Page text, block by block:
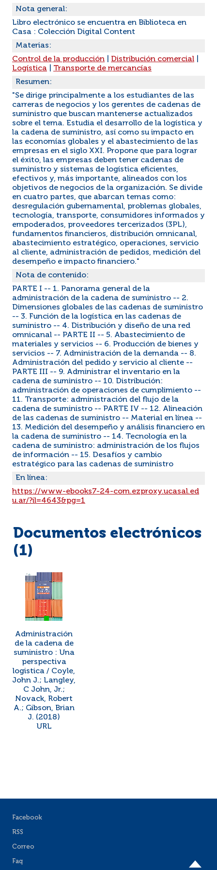
Nota general:
Libro electrónico se encuentra en Biblioteca en
Casa : Colección Digital Content
Materias:
Control de la producción
Distribución comercial
Logística
Transporte de mercancías
Resumen:
"Se dirige principalmente a los estudiantes de las
carreras de negocios y los gerentes de cadenas de
suministro que buscan mantenerse actualizados
sobre el tema. Estudia el desarrollo de la logística y
la cadena de suministro, así como su impacto en
las economías globales y el abastecimiento de las
empresas en el siglo XXI. Propone que para lograr
el éxito, las empresas deben tener cadenas de
suministro y sistemas de logística eficientes,
efectivos y, más importante, alineados con los
objetivos de negocios de la organización. Se divide
en cuatro partes, que abarcan temas como:
desregulación gubernamental, problemas globales,
tecnología, transporte, consumidores informados y
empoderados, proveedores tercerizados (3PL),
fundamentos financieros, distribución omnicanal,
abastecimiento estratégico, operaciones, servicio
al cliente, administración de pedidos, medición del
desempeño e impacto financiero."
Nota de contenido:
PARTE I -- 1. Panorama general de la
administración de la cadena de suministro -- 2.
Dimensiones globales de las cadenas de suministro
-- 3. Función de la logística en las cadenas de
suministro -- 4. Distribución y diseño de una red
omnicanal -- PARTE II -- 5. Abastecimiento de
materiales y servicios -- 6. Producción de bienes y
servicios -- 7. Administración de la demanda -- 8.
Administración del pedido y servicio al cliente --
PARTE III -- 9. Administrar el inventario en la
cadena de suministro -- 10. Distribución:
administración de operaciones de cumplimiento --
11. Transporte: administración del flujo de la
cadena de suministro -- PARTE IV -- 12. Alineación
de las cadenas de suministro -- Material en línea --
13. Medición del desempeño y análisis financiero en
la cadena de suministro -- 14. Tecnología en la
cadena de suministro: administración de los flujos
de información -- 15. Desafíos y cambio
estratégico para las cadenas de suministro
En línea:
https://www-ebooks7-24-com.ezproxy.ucasal.ed
u.ar/?il=4643&pg=1
Documentos electrónicos
(1)
Administración
de la cadena de
suministro : Una
perspectiva
logistica / Coyle,
John J.; Langley,
C John, Jr.;
Novack, Robert
A.; Gibson, Brian
J. (2018)
URL
Facebook
RSS
Correo
Faq